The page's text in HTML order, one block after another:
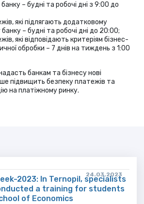
– будні та робочі дні з 9:00 до
які підлягають додатковому
– будні та робочі дні до 20:00;
які відповідають критеріям бізнес-
обробки – 7 днів на тиждень з 1:00
банкам та бізнесу нові
підвищить безпеку платежів та
на платіжному ринку.
24.03.2023
2023: In Ternopil, specialists
a training for students
of Economics